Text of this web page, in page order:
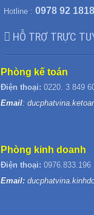
Hotline : 0978 92 1818
HỖ TRỢ TRỰC
Phòng kế toán
Điện thoại: 0220. 3 849
Email:
Phòng kinh doanh
Điện thoại: 0976.833.196
Email: